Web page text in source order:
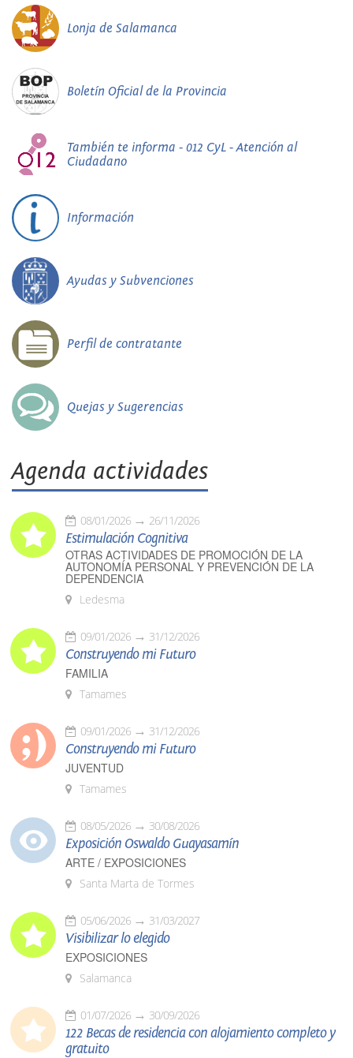
Lonja de Salamanca
Boletín Oficial de la Provincia
También te informa - 012 CyL - Atención al
Ciudadano
Información
Ayudas y Subvenciones
Perfil de contratante
Quejas y Sugerencias
Agenda actividades
08/01/2026 26/11/2026
Estimulación Cognitiva
OTRAS ACTIVIDADES DE PROMOCIÓN DE LA
AUTONOMÍA PERSONAL Y PREVENCIÓN DE LA
DEPENDENCIA
Ledesma
09/01/2026 31/12/2026
Construyendo mi Futuro
FAMILIA
Tamames
09/01/2026 31/12/2026
Construyendo mi Futuro
JUVENTUD
Tamames
08/05/2026 30/08/2026
Exposición Oswaldo Guayasamín
ARTE / EXPOSICIONES
Santa Marta de Tormes
05/06/2026 31/03/2027
Visibilizar lo elegido
EXPOSICIONES
Salamanca
01/07/2026 30/09/2026
122 Becas de residencia con alojamiento completo y
gratuito